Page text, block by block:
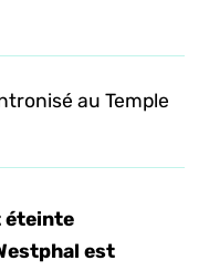
au Temple
éteinte
est